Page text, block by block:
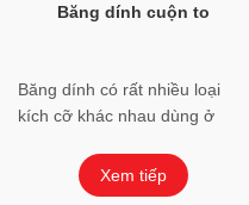
Băng dính cuộn to
Băng dính có rất nhiều loại
kích cỡ khác nhau dùng ở
đó phải kể đến băng dính
cuộn to ...
Xem tiếp